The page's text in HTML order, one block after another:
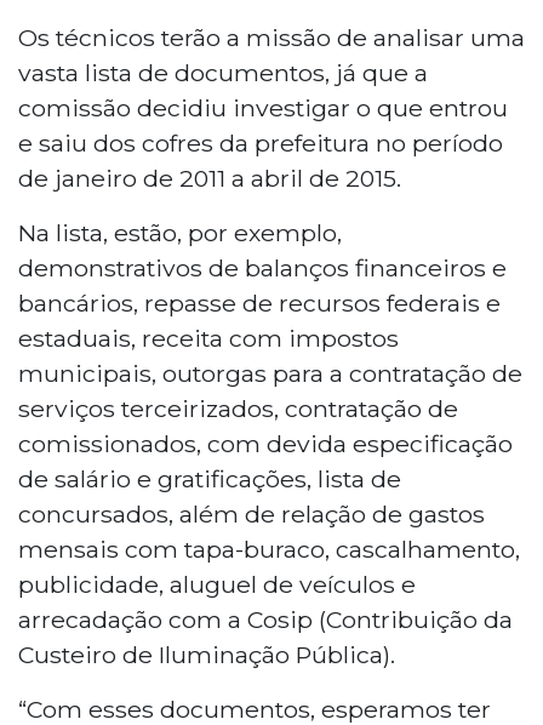
Os técnicos terão a missão de analisar uma
vasta lista de documentos, já que a
comissão decidiu investigar o que entrou
e saiu dos cofres da prefeitura no período
de janeiro de 2011 a abril de 2015.
Na lista, estão, por exemplo,
demonstrativos de balanços financeiros e
bancários, repasse de recursos federais e
estaduais, receita com impostos
municipais, outorgas para a contratação de
serviços terceirizados, contratação de
comissionados, com devida especificação
de salário e gratificações, lista de
concursados, além de relação de gastos
mensais com tapa-buraco, cascalhamento,
publicidade, aluguel de veículos e
arrecadação com a Cosip (Contribuição da
Custeiro de Iluminação Pública).
“Com esses documentos, esperamos ter